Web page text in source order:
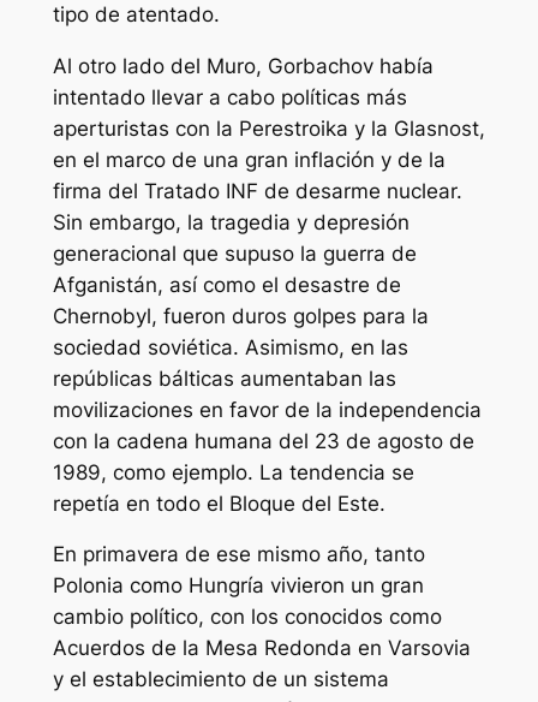
tipo de atentado.
Al otro lado del Muro, Gorbachov había
intentado llevar a cabo políticas más
aperturistas con la Perestroika y la Glasnost,
en el marco de una gran inflación y de la
firma del Tratado INF de desarme nuclear.
Sin embargo, la tragedia y depresión
generacional que supuso la guerra de
Afganistán, así como el desastre de
Chernobyl, fueron duros golpes para la
sociedad soviética. Asimismo, en las
repúblicas bálticas aumentaban las
movilizaciones en favor de la independencia
con la cadena humana del 23 de agosto de
1989, como ejemplo. La tendencia se
repetía en todo el Bloque del Este.
En primavera de ese mismo año, tanto
Polonia como Hungría vivieron un gran
cambio político, con los conocidos como
Acuerdos de la Mesa Redonda en Varsovia
y el establecimiento de un sistema